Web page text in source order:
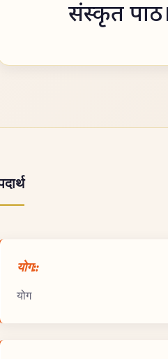
संस्कृत
योग::
योग